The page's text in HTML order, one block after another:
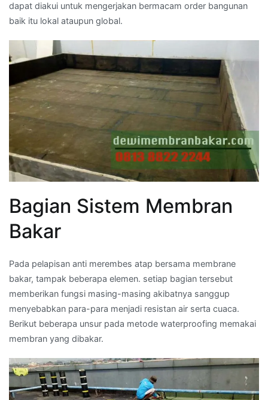
dapat diakui untuk mengerjakan bermacam order bangunan
baik itu lokal ataupun global.
Bagian Sistem Membran
Bakar
Pada pelapisan anti merembes atap bersama membrane
bakar, tampak beberapa elemen. setiap bagian tersebut
memberikan fungsi masing-masing akibatnya sanggup
menyebabkan para-para menjadi resistan air serta cuaca.
Berikut beberapa unsur pada metode waterproofing memakai
membran yang dibakar.